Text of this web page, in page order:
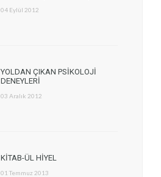
04 Eylül 2012
YOLDAN ÇIKAN PSİKOLOJİ
DENEYLERİ
03 Aralık 2012
KİTAB-ÜL HİYEL
01 Temmuz 2013